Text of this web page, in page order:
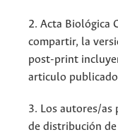
2. Acta Biológica
compartir, la
post-print
articulo
3. Los autores/as
de distribución